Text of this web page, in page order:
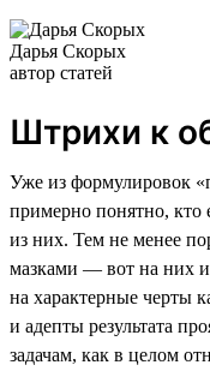
Дарья Скорых
автор статей
Штрихи к
Уже из формулировок
примерно понятно, кто
из них. Тем не менее
мазками — вот на них и
на характерные черты
и адепты результата
задачам, как в целом